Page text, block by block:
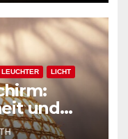
LEUCHTER LICHT
und